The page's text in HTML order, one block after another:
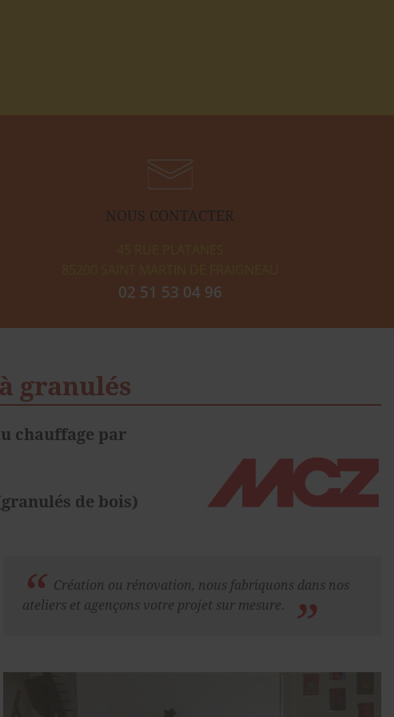
NOUS CONTACTER
02 51 53 04 96
granulés
chauffage par
de bois)
Création ou rénovation, nous fabriquons dans nos
ateliers et agençons votre projet sur mesure.